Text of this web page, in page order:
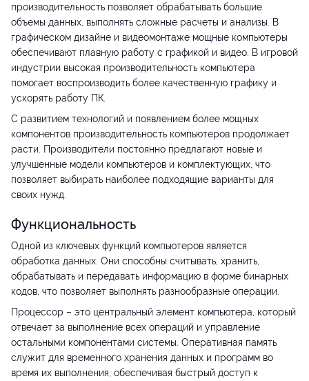
производительность позволяет обрабатывать большие
объемы данных, выполнять сложные расчеты и анализы. В
графическом дизайне и видеомонтаже мощные компьютеры
обеспечивают плавную работу с графикой и видео. В игровой
индустрии высокая производительность компьютера
помогает воспроизводить более качественную графику и
ускорять работу ПК.
С развитием технологий и появлением более мощных
компонентов производительность компьютеров продолжает
расти. Производители постоянно предлагают новые и
улучшенные модели компьютеров и комплектующих, что
позволяет выбирать наиболее подходящие варианты для
своих нужд.
Функциональность
Одной из ключевых функций компьютеров является
обработка данных. Они способны считывать, хранить,
обрабатывать и передавать информацию в форме бинарных
кодов, что позволяет выполнять разнообразные операции.
Процессор – это центральный элемент компьютера, который
отвечает за выполнение всех операций и управление
остальными компонентами системы. Оперативная память
служит для временного хранения данных и программ во
время их выполнения, обеспечивая быстрый доступ к